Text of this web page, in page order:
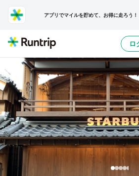
アプリでマイルを貯めて、お得に走ろう！
ロ